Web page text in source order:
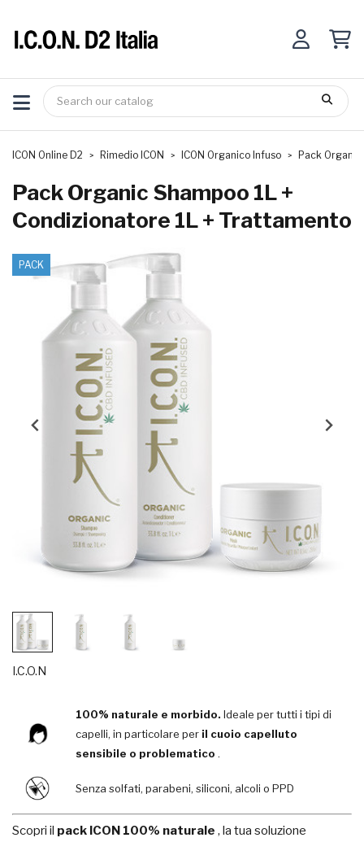
ICON Online D2 Rimedio ICON ICON Organico Infuso Pack
Pack Organic Shampoo 1L +
Condizionatore 1L + Trattamento
PACK
I.C.O.N
100% naturale e morbido. Ideale per tutti i tipi di
capelli, in particolare per il cuoio capelluto
sensibile o problematico .
Senza solfati, parabeni, siliconi, alcoli o PPD
Scopri il pack ICON 100% naturale , la tua soluzione